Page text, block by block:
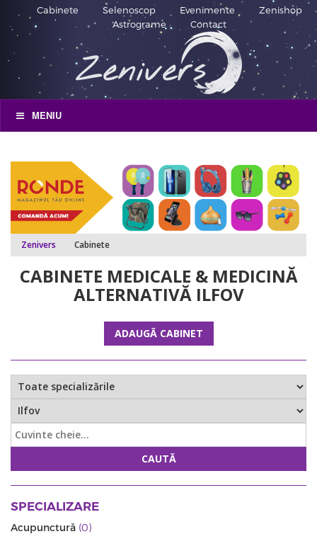
Cabinete Selenoscop Evenimente
Zenishop
Astrograme
Contact
MENIU
Zenivers Cabinete
CABINETE MEDICALE & MEDICINĂ
ALTERNATIVĂ ILFOV
ADAUGĂ CABINET
CAUTĂ
SPECIALIZARE
Acupunctură (0)